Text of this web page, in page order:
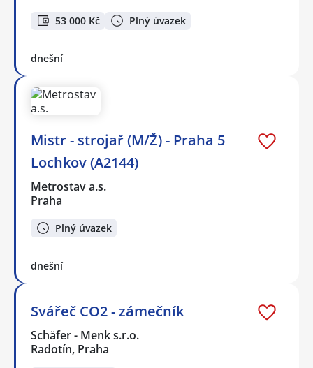
53 000 Kč Plný úvazek
dnešní
Mistr - strojař (M/Ž) - Praha 5
Lochkov (A2144)
Metrostav a.s.
Praha
Plný úvazek
dnešní
Svářeč CO2 - zámečník
Schäfer - Menk s.r.o.
Radotín, Praha